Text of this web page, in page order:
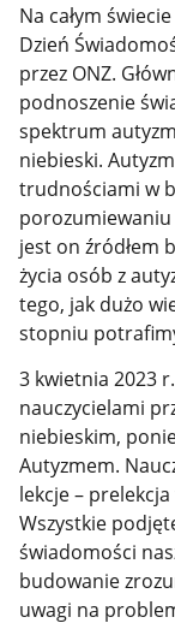
Na całym
Dzień
przez ONZ.
podnoszenie
spektrum
niebieski.
trudnościami w
jest on źródłem
życia osób z
tego, jak dużo
stopniu
3 kwietnia 2023
nauczycielami
niebieskim,
Autyzmem.
lekcje –
Wszystkie
świadomości
budowanie
uwagi na